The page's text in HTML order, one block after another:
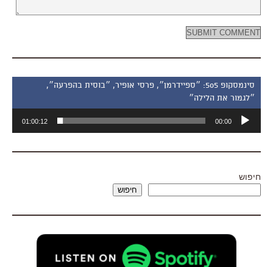
סינמסקופ 505: ״ספיידרמן״, פרסי אופיר, ״בוסית בהפרעה״,
״לגמור את הלילה״
אודיו
00:00
01:00:12
חיפוש
חיפוש